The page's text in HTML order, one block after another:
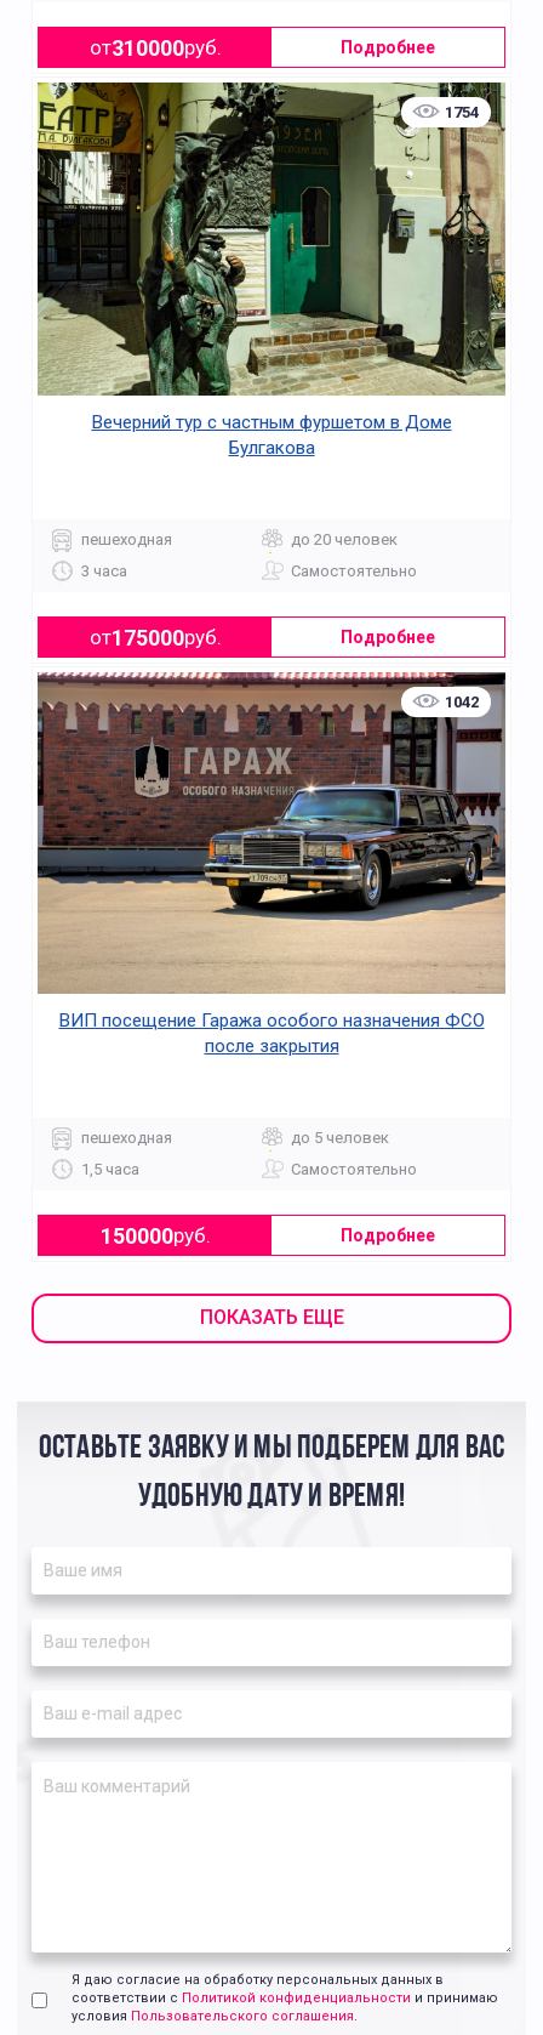
от310000руб. Подробнее
1754
Вечерний тур с частным фуршетом в Доме
Булгакова
пешеходная
до 20 человек
3 часа
Самостоятельно
от175000руб. Подробнее
1042
ВИП посещение Гаража особого назначения ФСО
после закрытия
пешеходная
до 5 человек
1,5 часа
Самостоятельно
150000руб. Подробнее
ПОКАЗАТЬ ЕЩЕ
ОСТАВЬТЕ ЗАЯВКУ И МЫ ПОДБЕРЕМ ДЛЯ ВАС
УДОБНУЮ ДАТУ И ВРЕМЯ!
Я даю согласие на обработку персональных данных в
соответствии с Политикой конфиденциальности и принимаю
условия Пользовательского соглашения.